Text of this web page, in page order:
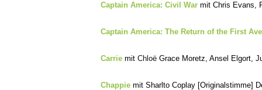
Captain America: Civil War mit Chris Evans,
Captain America: The Return of the First
Carrie mit Chloë Grace Moretz, Ansel Elgort,
Chappie mit Sharlto Coplay [Originalstimme]